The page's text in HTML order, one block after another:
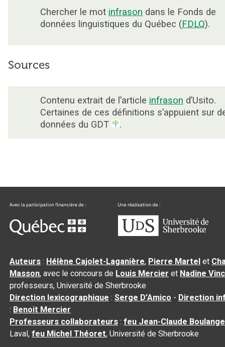
Chercher le mot infrason dans le Fonds de
données linguistiques du Québec (FDLQ).
Sources
Contenu extrait de l’article infrason d’Usito.
Certaines de ces définitions s’appuient sur
données du GDT
.
Auteurs : Hélène Cajolet-Laganière, Pierre Martel et
Masson, avec le concours de Louis Mercier et Nadine
professeurs, Université de Sherbrooke
Direction lexicographique :Serge D’Amico - Direction
: Benoit Mercier
Professeurs collaborateurs :feu Jean-Claude
Laval,feu Michel Théoret, Université de Sherbrooke